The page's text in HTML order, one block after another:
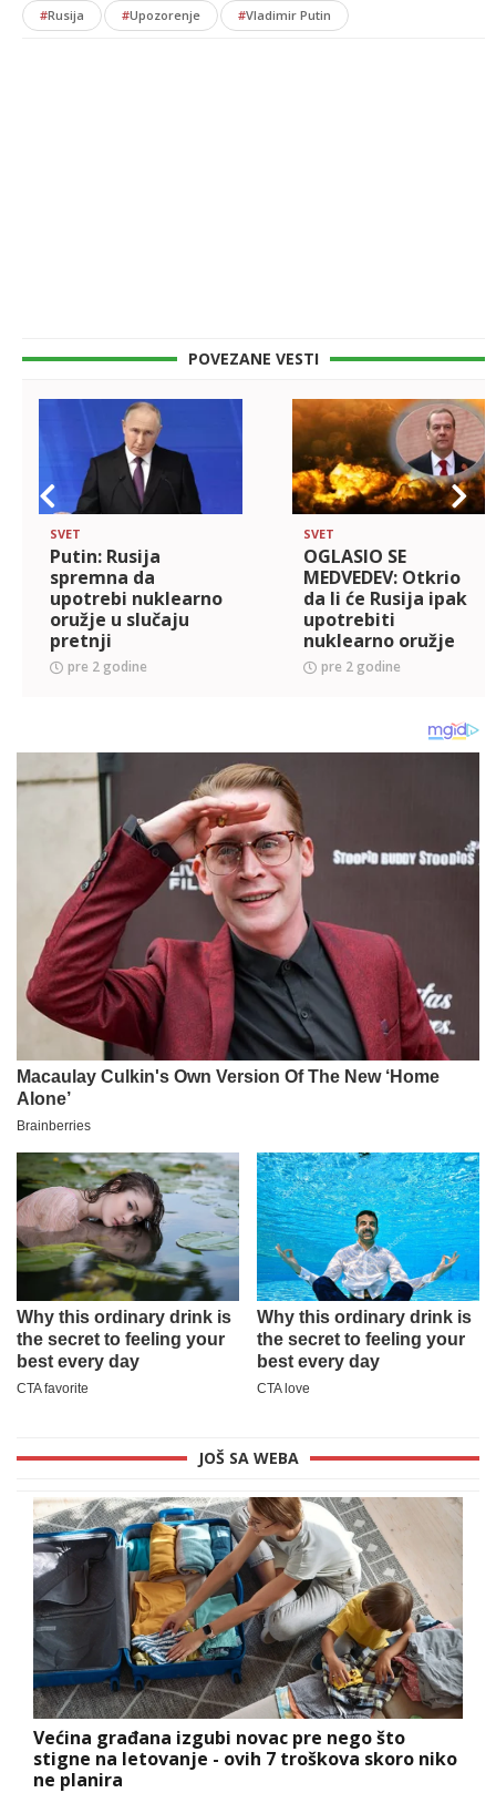
#Rusija #Upozorenje #Vladimir Putin
POVEZANE VESTI
SVET
Putin: Rusija
spremna da
upotrebi nuklearno
oružje u slučaju
pretnji
pre 2 godine
SVET
OGLASIO SE
MEDVEDEV: Otkrio
da li će Rusija ipak
upotrebiti
nuklearno oružje
pre 2 godine
JOŠ SA WEBA
Većina građana izgubi novac pre nego što
stigne na letovanje - ovih 7 troškova skoro niko
ne planira